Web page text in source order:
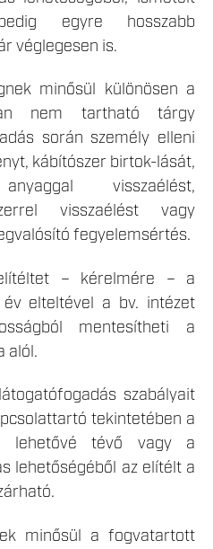
egyre hosszabb
véglegesen is.
minősül különösen a
nem tartható tárgy
során személy elleni
kábítószer birtok-lását,
visszaélést,
visszaélést vagy
fegyelemsértés.
– kérelmére – a
elteltével a bv. intézet
mentesítheti a
alól.
szabályait
tekintetében a
lehetővé tévő vagy a
lehetőségéből az elítélt a
minősül a fogvatartott